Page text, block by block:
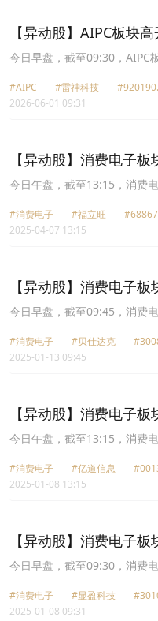
【异动股】AIPC板块
27.34%
今日早盘，截至09:30，AIPC
禧科技(920857.CN)涨14.29%
10.00%报27.29元，胜利精密
#AIPC #雷神科技
2026-06-01 09:31
【异动股】消费电子
20.02%
今日午盘，截至13:15，消费
研科技(300709.CN)跌20.01%
20.01%报53.1元，捷邦科技
#消费电子 #福立旺
2025-04-07 13:15
【异动股】消费电子
跌10.52%
今日早盘，截至09:45，消费
电子(603890.CN)跌8.54%报
报12.47元，英唐智控
#消费电子 #贝仕达克
2025-01-13 09:45
【异动股】消费电子
跌8.55%
今日午盘，截至13:15，消费
电器(002045.CN)跌8.18%报
8.01%报38.84元，瀛通通讯
#消费电子 #亿道信息
2025-01-08 13:15
【异动股】消费电子
跌7.36%
今日早盘，截至09:30，消费
份(300956.CN)跌3.59%报
报21.5元，光大同创
#消费电子 #显盈科技
2025-01-08 09:31